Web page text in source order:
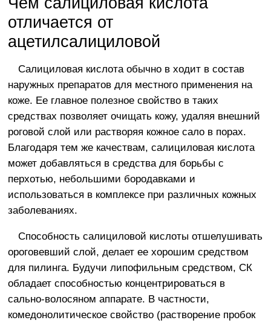
отличается от
ацетилсалициловой
Салициловая кислота обычно в ходит в состав
наружных препаратов для местного применения на
коже. Ее главное полезное свойство в таких
средствах позволяет очищать кожу, удаляя внешний
роговой слой или растворяя кожное сало в порах.
Благодаря тем же качествам, салициловая кислота
может добавляться в средства для борьбы с
перхотью, небольшими бородавками и
использоваться в комплексе при различных кожных
заболеваниях.
Способность салициловой кислоты отшелушивать
ороговевший слой, делает ее хорошим средством
для пилинга. Будучи липофильным средством, СК
обладает способностью концентрироваться в
сально-волосяном аппарате. В частности,
комедонолитическое свойство (растворение пробок